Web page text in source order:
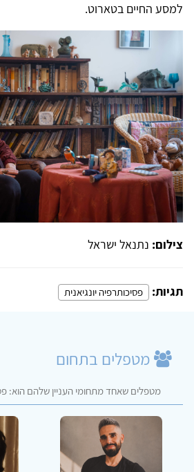
למסע החיים בטארוט.
צילום: נתנאל ישראל
תגיות: פסיכותרפיה יונגיאנית
מטפלים בתחום
מטפלים שאחד מתחומי העניין שלהם הוא: